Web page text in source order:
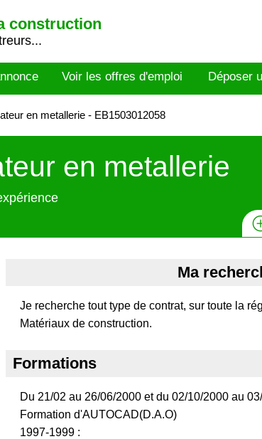
construction
Voir les offres d'emploi Déposer
en metallerie - EB1503012058
en metallerie
Ma
Je recherche tout type de contrat, sur toute la
Matériaux de construction.
Formations
Du 21/02 au 26/06/2000 et du 02/10/2000 au
Formation d'AUTOCAD(D.A.O)
1997-1999 :